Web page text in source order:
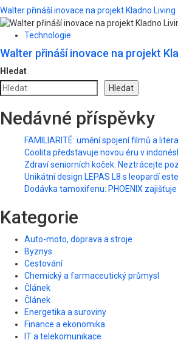
Walter přináší inovace na projekt Kladno Living
Technologie
Walter přináší inovace na projekt
Hledat
Hledat
Nedávné příspěvky
FAMILIARITÉ: umění spojení filmů a
Coolita představuje novou éru v
Zdraví seniorních koček: Neztrácejte
Unikátní design LEPAS L8 s leopardí
Dodávka tamoxifenu: PHOENIX zajišťuje
Kategorie
Auto-moto, doprava a stroje
Byznys
Cestování
Chemický a farmaceutický průmysl
Článek
Článek
Energetika a suroviny
Finance a ekonomika
IT a telekomunikace